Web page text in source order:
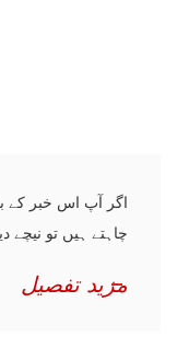
اگر آپ اس خبر کے
چاہتے ہیں تو نیچے
مزید تفصیل